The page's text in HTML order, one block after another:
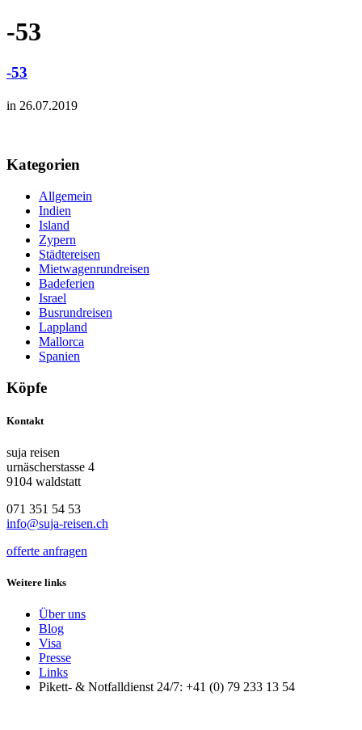
-53
-53
in 26.07.2019
Kategorien
Allgemein
Indien
Island
Zypern
Städtereisen
Mietwagenrundreisen
Badeferien
Israel
Busrundreisen
Lappland
Mallorca
Spanien
Köpfe
Kontakt
suja reisen
urnäscherstasse 4
9104 waldstatt
071 351 54 53
info@suja-reisen.ch
offerte anfragen
Weitere links
Über uns
Blog
Visa
Presse
Links
Pikett- & Notfalldienst 24/7: +41 (0) 79 233 13 54